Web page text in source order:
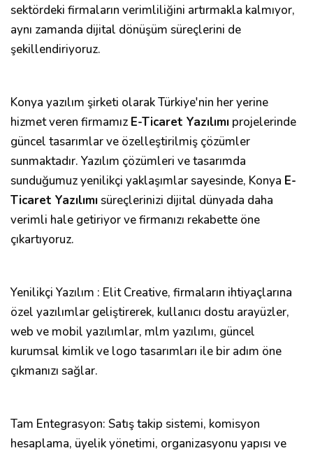
sektördeki firmaların verimliliğini artırmakla kalmıyor,
aynı zamanda dijital dönüşüm süreçlerini de
şekillendiriyoruz.
Konya yazılım şirketi olarak Türkiye'nin her yerine
hizmet veren firmamız E-Ticaret Yazılımı projelerinde
güncel tasarımlar ve özelleştirilmiş çözümler
sunmaktadır. Yazılım çözümleri ve tasarımda
sunduğumuz yenilikçi yaklaşımlar sayesinde, Konya E-
Ticaret Yazılımısüreçlerinizi dijital dünyada daha
verimli hale getiriyor ve firmanızı rekabette öne
çıkartıyoruz.
Yenilikçi Yazılım : Elit Creative, firmaların ihtiyaçlarına
özel yazılımlar geliştirerek, kullanıcı dostu arayüzler,
web ve mobil yazılımlar, mlm yazılımı, güncel
kurumsal kimlik ve logo tasarımları ile bir adım öne
çıkmanızı sağlar.
Tam Entegrasyon: Satış takip sistemi, komisyon
hesaplama, üyelik yönetimi, organizasyonu yapısı ve